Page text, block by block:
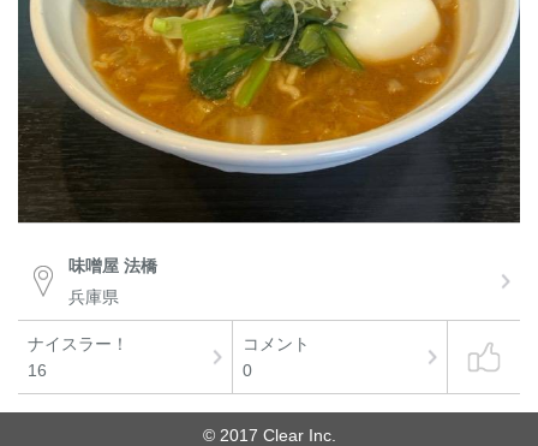
味噌屋 法橋
兵庫県
ナイスラー！
16
コメント
0
© 2017 Clear Inc.